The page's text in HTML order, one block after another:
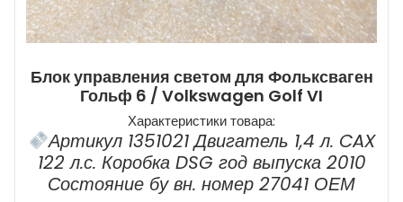
Блок управления светом для Фольксваген
Гольф 6 / Volkswagen Golf VI
Характеристики товара:
Артикул 1351021 Двигатель 1,4 л. CAX
122 л.с. Коробка DSG год выпуска 2010
Состояние бу вн. номер 27041 ОЕМ